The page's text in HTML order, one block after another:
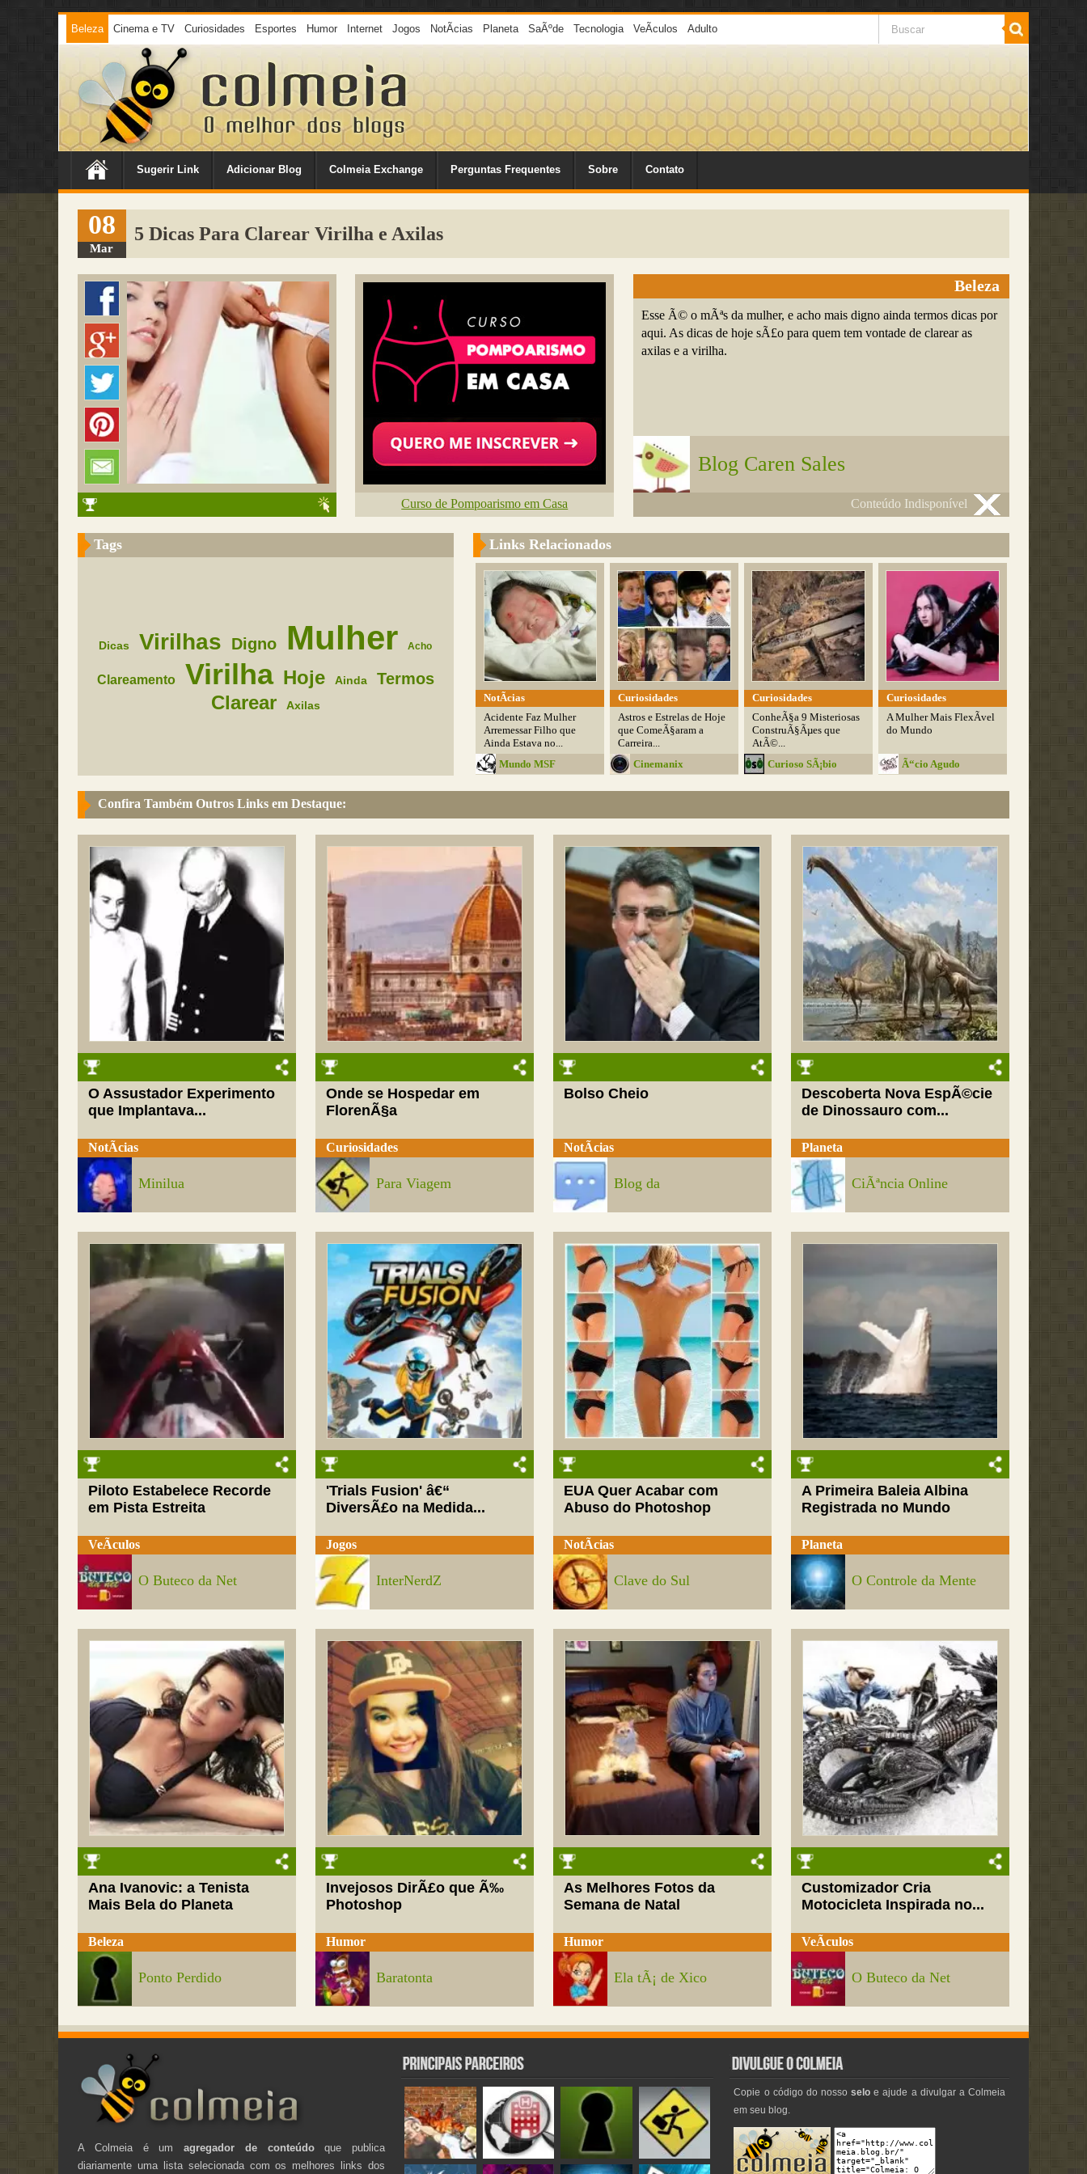
Beleza Cinema e TV Curiosidades Esportes Humor Internet Jogos NotÃ­cias Planeta SaÃºde Tecnologia VeÃ­culos Adulto
Sugerir Link Adicionar Blog Colmeia Exchange Perguntas Frequentes Sobre Contato
08
Mar
5 Dicas Para Clarear Virilha e Axilas
Curso de Pompoarismo em Casa
Beleza
Esse Ã© o mÃªs da mulher, e acho mais digno ainda termos dicas por
aqui. As dicas de hoje sÃ£o para quem tem vontade de clarear as
axilas e a virilha.
Blog Caren Sales
Conteúdo Indisponível
Tags
Dicas Virilhas Digno Mulher Acho
Clareamento Virilha Hoje Ainda Termos
Clarear Axilas
Links Relacionados
NotÃ­cias
Acidente Faz Mulher
Arremessar Filho que
Ainda Estava no...
Mundo MSF
Curiosidades
Astros e Estrelas de Hoje
que ComeÃ§aram a
Carreira...
Cinemanix
Curiosidades
ConheÃ§a 9 Misteriosas
ConstruÃ§Ãµes que
AtÃ©...
Curioso SÃ¡bio
Curiosidades
A Mulher Mais FlexÃ­vel
do Mundo
Ã“cio Agudo
Confira Também Outros Links em Destaque:
O Assustador Experimento
que Implantava...
NotÃ­cias
Minilua
Onde se Hospedar em
FlorenÃ§a
Curiosidades
Para Viagem
Bolso Cheio
NotÃ­cias
Blog da
Descoberta Nova EspÃ©cie
de Dinossauro com...
Planeta
CiÃªncia Online
Piloto Estabelece Recorde
em Pista Estreita
VeÃ­culos
O Buteco da Net
'Trials Fusion' â€“
DiversÃ£o na Medida...
Jogos
InterNerdZ
EUA Quer Acabar com
Abuso do Photoshop
NotÃ­cias
Clave do Sul
A Primeira Baleia Albina
Registrada no Mundo
Planeta
O Controle da Mente
Ana Ivanovic: a Tenista
Mais Bela do Planeta
Beleza
Ponto Perdido
Invejosos DirÃ£o que Ã‰
Photoshop
Humor
Baratonta
As Melhores Fotos da
Semana de Natal
Humor
Ela tÃ¡ de Xico
Customizador Cria
Motocicleta Inspirada no...
VeÃ­culos
O Buteco da Net
A Colmeia é umagregador de conteúdoque publica
diariamente uma lista selecionada com os melhores links dos
Copie o código do nossoselo e ajude a divulgar a Colmeia
em seu blog.